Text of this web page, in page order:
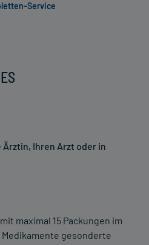
Service
Ihren Arzt oder in
maximal 15 Packungen im
gesonderte